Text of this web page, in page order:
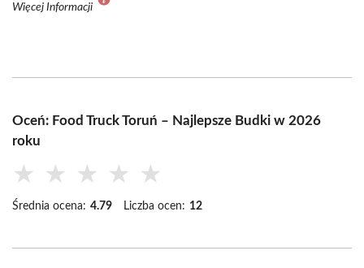
Więcej Informacji
Oceń: Food Truck Toruń – Najlepsze Budki w 2026
roku
★ ★ ★ ★ ★
Średnia ocena: 4.79 Liczba ocen: 12